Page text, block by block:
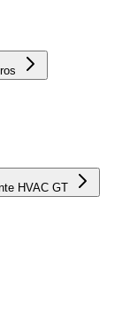
Filtros de Aire Colectores de Polvo Ambiente HVAC GT